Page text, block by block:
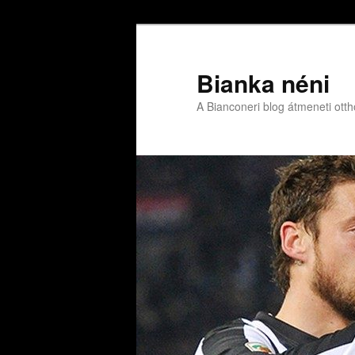
Bianka néni
A Bianconeri blog átmeneti